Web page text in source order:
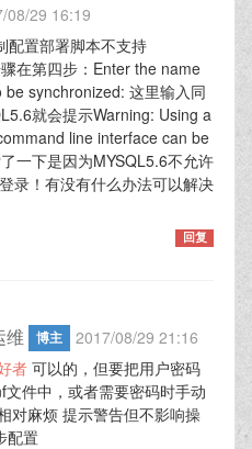
08/29 16:19
配置部署脚本不支持
在第四步：Enter the name
synchronized: 这里输入同
就会提示Warning: Using a
line interface can be
一下是因为MYSQL5.6不允许
录！有没有什么办法可以解决
回复
维 博主
2017/08/29 21:16
者 可以的，但要把用户密码
文件中，或者需要密码时手动
对麻烦 提示警告但不影响操
配置